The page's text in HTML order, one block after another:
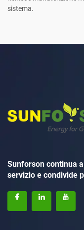
sistema.
Sunforson continua
servizio e condivide